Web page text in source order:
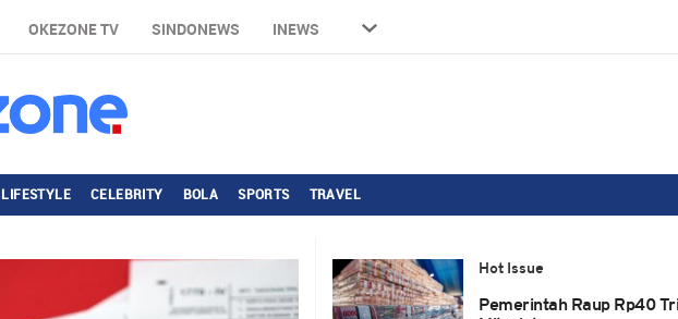
OKEZONE TV SINDONEWS INEWS
LIFESTYLE CELEBRITY BOLA SPORTS TRAVEL
Hot Issue
Pemerintah Raup Rp40